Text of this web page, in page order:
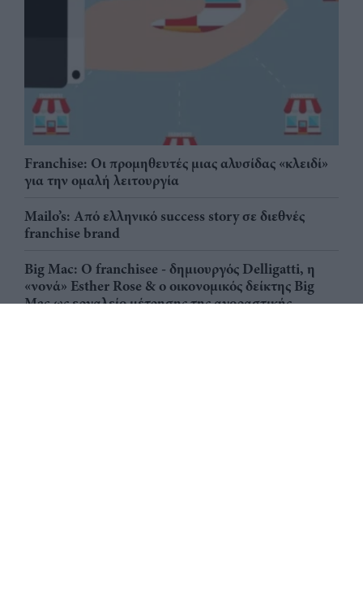
Franchise: Οι προμηθευτές μιας αλυσίδας «κλειδί»
για την ομαλή λειτουργία
Mailo’s: Από ελληνικό success story σε διεθνές
franchise brand
Big Mac: Ο franchisee - δημιουργός Delligatti, η
«νονά» Esther Rose & ο οικονομικός δείκτης Big
Mac ως εργαλείο μέτρησης της αγοραστικής